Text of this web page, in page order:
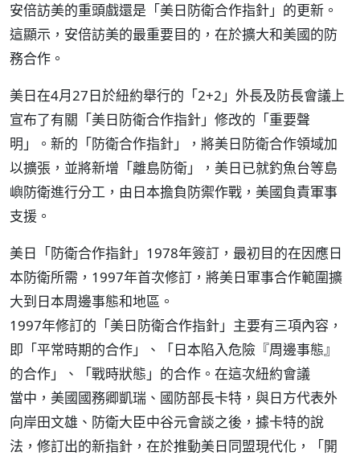
安倍訪美的重頭戲還是「美日防衛合作指針」的更新。
這顯示，安倍訪美的最重要目的，在於擴大和美國的防
務合作。
美日在4月27日於紐約舉行的「2+2」外長及防長會議上
宣布了有關「美日防衛合作指針」修改的「重要聲
明」。新的「防衛合作指針」，將美日防衛合作領域加
以擴張，並將新增「離島防衛」，美日已就釣魚台等島
嶼防衛進行分工，由日本擔負防禦作戰，美國負責軍事
支援。
美日「防衛合作指針」1978年簽訂，最初目的在因應日
本防衛所需，1997年首次修訂，將美日軍事合作範圍擴
大到日本周邊事態和地區。
1997年修訂的「美日防衛合作指針」主要有三項內容，
即「平常時期的合作」、「日本陷入危險『周邊事態』
的合作」、「戰時狀態」的合作。在這次紐約會議
當中，美國國務卿凱瑞、國防部長卡特，與日方代表外
向岸田文雄、防衛大臣中谷元會談之後，據卡特的說
法，修訂出的新指針，在於推動美日同盟現代化，「開